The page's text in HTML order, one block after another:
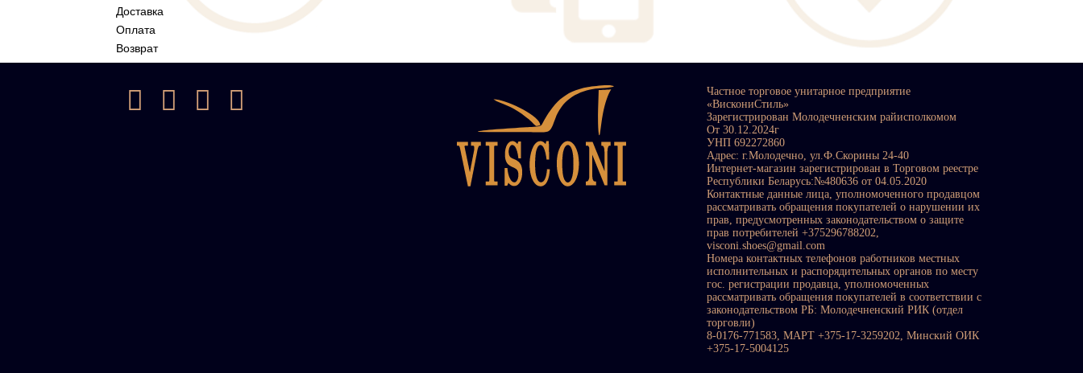
Доставка
Оплата
Возврат
Частное торговое унитарное предприятие
«ВискониСтиль»
Зарегистрирован Молодечненским райисполкомом
От 30.12.2024г
УНП 692272860
Адрес: г.Молодечно, ул.Ф.Скорины 24-40
Интернет-магазин зарегистрирован в Торговом реестре
Республики Беларусь:№480636 от 04.05.2020
Контактные данные лица, уполномоченного продавцом
рассматривать обращения покупателей о нарушении их
прав, предусмотренных законодательством о защите
прав потребителей +375296788202,
visconi.shoes@gmail.com
Номера контактных телефонов работников местных
исполнительных и распорядительных органов по месту
гос. регистрации продавца, уполномоченных
рассматривать обращения покупателей в соответствии с
законодательством РБ: Молодечненский РИК (отдел
торговли)
8-0176-771583, МАРТ +375-17-3259202, Минский ОИК
+375-17-5004125